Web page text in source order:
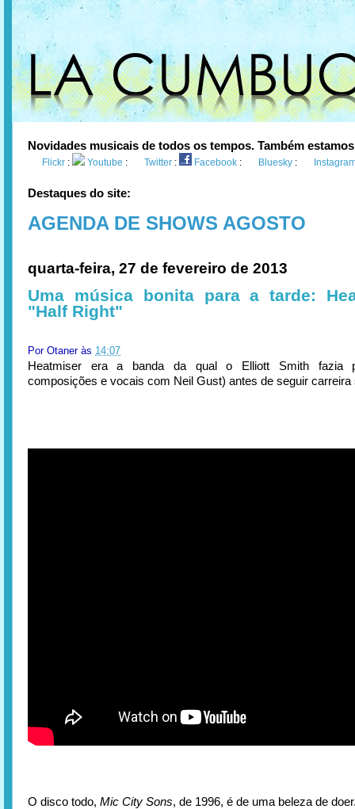
Novidades musicais de todos os tempos. Também
Flickr : Youtube : Twitter : Facebook : Bluesky :
Destaques do site:
AGENDA DE SHOWS AGOSTO
quarta-feira, 27 de fevereiro de 2013
Uma música bonita para a tarde:
"Half Right"
Por Otaner às 14:07
Heatmiser era a banda da qual o Elliott Smith fazia
composições e vocais com Neil Gust) antes de seguir carreira
O disco todo, Mic City Sons, de 1996, é de uma beleza de